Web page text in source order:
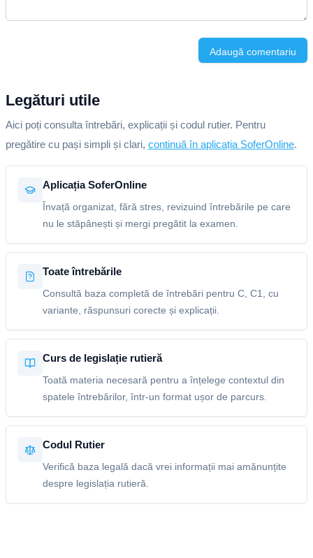
Adaugă comentariu
Legături utile
Aici poți consulta întrebări, explicații și codul rutier. Pentru
pregătire cu pași simpli și clari, continuă în aplicația SoferOnline.
Aplicația SoferOnline
Învață organizat, fără stres, revizuind întrebările pe care
nu le stăpânești și mergi pregătit la examen.
Toate întrebările
Consultă baza completă de întrebări pentru C, C1, cu
variante, răspunsuri corecte și explicații.
Curs de legislație rutieră
Toată materia necesară pentru a înțelege contextul din
spatele întrebărilor, într-un format ușor de parcurs.
Codul Rutier
Verifică baza legală dacă vrei informații mai amănunțite
despre legislația rutieră.